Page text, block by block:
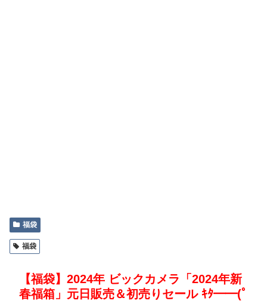
福袋
福袋
【福袋】2024年 ビックカメラ「2024年新
春福箱」元日販売＆初売りセール ｷﾀ━━(ﾟ